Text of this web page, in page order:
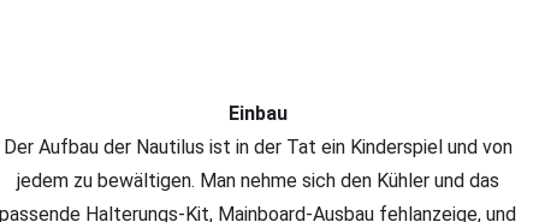
Einbau
Der Aufbau der Nautilus ist in der Tat ein Kinderspiel und von
jedem zu bewältigen. Man nehme sich den Kühler und das
passende Halterungs-Kit, Mainboard-Ausbau fehlanzeige, und